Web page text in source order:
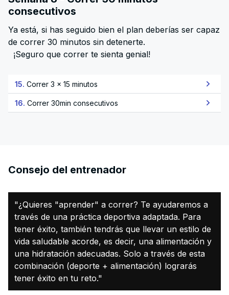
consecutivos
Ya está, si has seguido bien el plan deberías ser capaz
de correr 30 minutos sin detenerte.
¡Seguro que correr te sienta genial!
15. Correr 3 x 15 minutos
16. Correr 30min consecutivos
Consejo del entrenador
"¿Quieres "aprender" a correr? Te ayudaremos a
través de una práctica deportiva adaptada. Para
tener éxito, también tendrás que llevar un estilo de
vida saludable acorde, es decir, una alimentación y
una hidratación adecuadas. Solo a través de esta
combinación (deporte + alimentación) lograrás
tener éxito en tu reto."